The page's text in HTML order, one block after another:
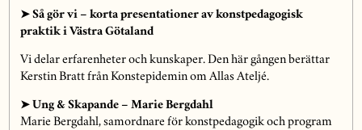
➤ Så gör vi – korta presentationer av konstpedagogisk
praktik i Västra Götaland
Vi delar erfarenheter och kunskaper. Den här gången berättar
Kerstin Bratt från Konstepidemin om Allas Ateljé.
➤ Ung & Skapande – Marie Bergdahl
Marie Bergdahl, samordnare för konstpedagogik och program